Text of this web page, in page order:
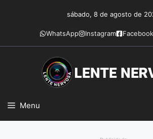
conteúdo
sábado, 8 de agosto de
WhatsApp Instagram Facebook
Menu